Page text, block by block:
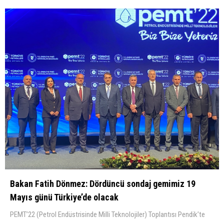
Bakan Fatih Dönmez: Dördüncü sondaj gemimiz 19
Mayıs günü Türkiye’de olacak
PEMT’22 (Petrol Endüstrisinde Milli Teknolojiler) Toplantısı Pendik’te